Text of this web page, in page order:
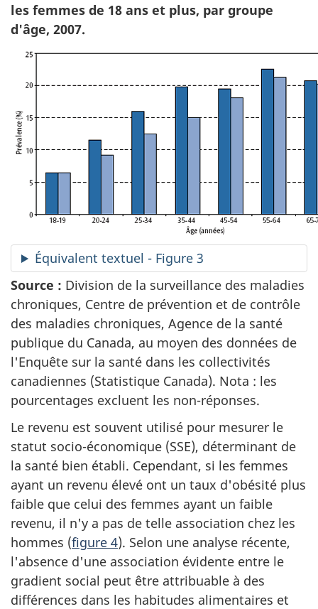
les femmes de 18 ans et plus, par groupe
d'âge, 2007.
Équivalent textuel - Figure 3
Source : Division de la surveillance des maladies
chroniques, Centre de prévention et de contrôle
des maladies chroniques, Agence de la santé
publique du Canada, au moyen des données de
l'Enquête sur la santé dans les collectivités
canadiennes (Statistique Canada). Nota : les
pourcentages excluent les non-réponses.
Le revenu est souvent utilisé pour mesurer le
statut socio-économique (SSE), déterminant de
la santé bien établi. Cependant, si les femmes
ayant un revenu élevé ont un taux d'obésité plus
faible que celui des femmes ayant un faible
revenu, il n'y a pas de telle association chez les
hommes (figure 4). Selon une analyse récente,
l'absence d'une association évidente entre le
gradient social peut être attribuable à des
différences dans les habitudes alimentaires et